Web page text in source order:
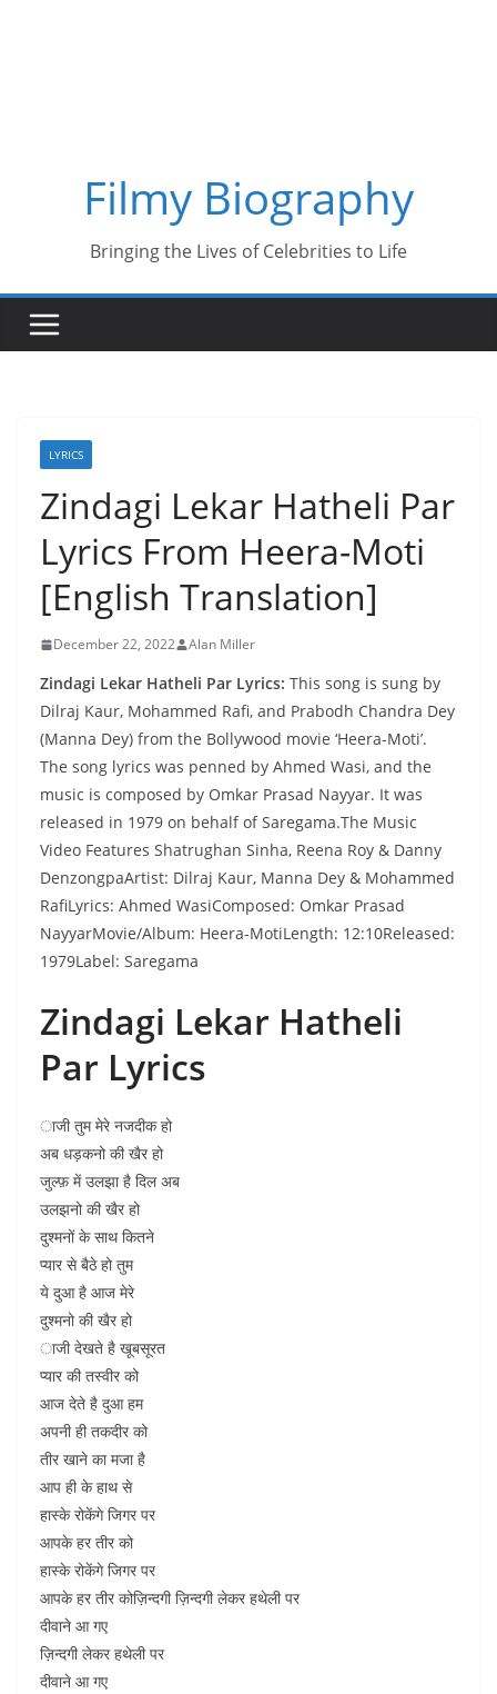
Filmy Biography
Bringing the Lives of Celebrities to Life
LYRICS
Zindagi Lekar Hatheli Par
Lyrics From Heera-Moti
[English Translation]
December 22, 2022 Alan Miller
Zindagi Lekar Hatheli Par Lyrics: This song is sung by
Dilraj Kaur, Mohammed Rafi, and Prabodh Chandra Dey
(Manna Dey) from the Bollywood movie ‘Heera-Moti’.
The song lyrics was penned by Ahmed Wasi, and the
music is composed by Omkar Prasad Nayyar. It was
released in 1979 on behalf of Saregama.The Music
Video Features Shatrughan Sinha, Reena Roy & Danny
DenzongpaArtist: Dilraj Kaur, Manna Dey & Mohammed
RafiLyrics: Ahmed WasiComposed: Omkar Prasad
NayyarMovie/Album: Heera-MotiLength: 12:10Released:
1979Label: Saregama
Zindagi Lekar Hatheli
Par Lyrics
ाजी तुम मेरे नजदीक हो
अब धड़कनो की खैर हो
जुल्फ़ में उलझा है दिल अब
उलझनो की खैर हो
दुश्मनों के साथ कितने
प्यार से बैठे हो तुम
ये दुआ है आज मेरे
दुश्मनो की खैर हो
ाजी देखते है खूबसूरत
प्यार की तस्वीर को
आज देते है दुआ हम
अपनी ही तकदीर को
तीर खाने का मजा है
आप ही के हाथ से
हास्के रोकेंगे जिगर पर
आपके हर तीर को
हास्के रोकेंगे जिगर पर
आपके हर तीर कोज़िन्दगी ज़िन्दगी लेकर हथेली पर
दीवाने आ गए
ज़िन्दगी लेकर हथेली पर
दीवाने आ गए